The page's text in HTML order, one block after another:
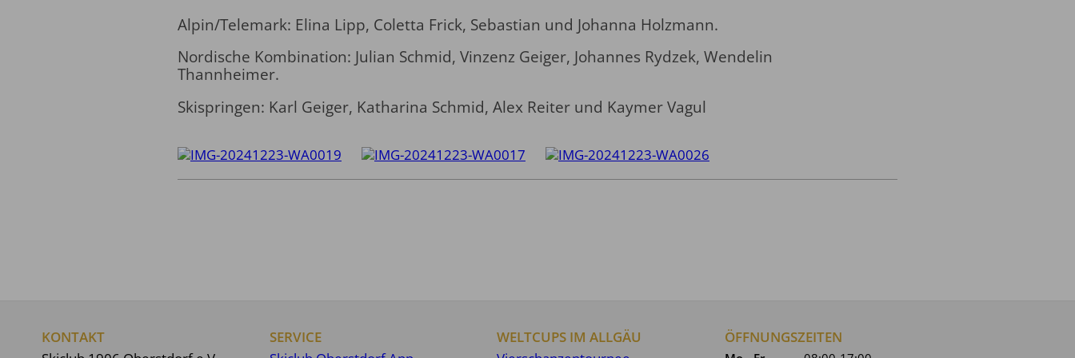
Alpin/Telemark: Elina Lipp, Coletta Frick, Sebastian und Johanna Holzmann.
Nordische Kombination: Julian Schmid, Vinzenz Geiger, Johannes Rydzek, Wendelin
Thannheimer.
Skispringen: Karl Geiger, Katharina Schmid, Alex Reiter und Kaymer Vagul
KONTAKT
SERVICE
WELTCUPS IM ALLGÄU
ÖFFNUNGSZEITEN